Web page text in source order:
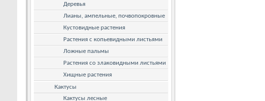
Деревья
Лианы, ампельные, почвопокровные
Кустовидные растения
Растения с копьевидными листьями
Ложные пальмы
Растения со злаковидными листьями
Хищные растения
Кактусы
Кактусы лесные